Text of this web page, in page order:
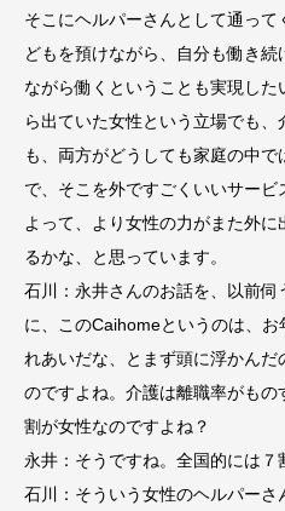
そこにヘルパーさんとして通っ
どもを預けながら、自分も働き
ながら働くということも実現し
ら出ていた女性という立場でも
も、両方がどうしても家庭の中
で、そこを外ですごくいいサー
よって、より女性の力がまた外
るかな、と思っています。
石川：永井さんのお話を、以前伺
に、このCaihomeというのは、
れあいだな、とまず頭に浮かん
のですよね。介護は離職率がもの
割が女性なのですよね？
永井：そうですね。全国的には７
石川：そういう女性のヘルパーさ